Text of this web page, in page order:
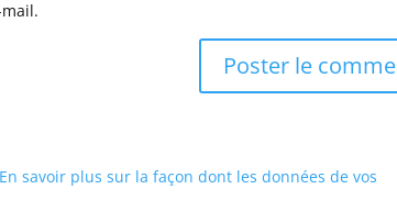
En savoir plus sur la façon dont les données de vos